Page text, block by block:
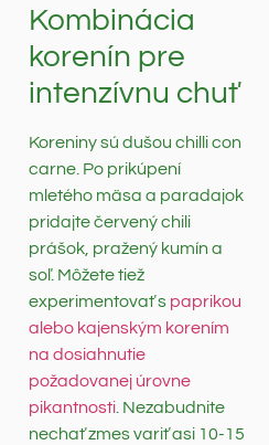
Kombinácia
korenín pre
intenzívnu chuť
Koreniny sú dušou chilli con
carne. Po prikúpení
mletého mäsa a paradajok
pridajte červený chili
prášok, pražený kumín a
soľ. Môžete tiež
experimentovať s paprikou
alebo kajenským korením
na dosiahnutie
požadovanej úrovne
pikantnosti. Nezabudnite
nechať zmes variť asi 10-15